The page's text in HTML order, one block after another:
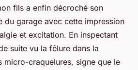
fils a enfin décroché son
du garage avec cette impression
et excitation. En inspectant
suite vu la fêlure dans la
micro-craquelures, signe que le